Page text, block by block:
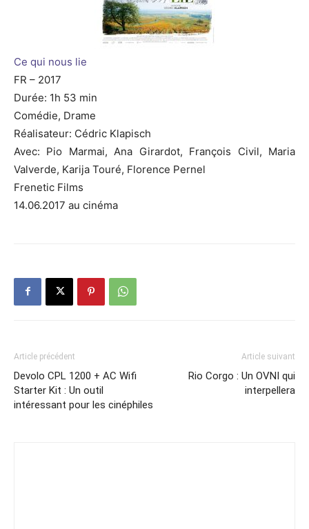
Ce qui nous lie
FR – 2017
Durée: 1h 53 min
Comédie, Drame
Réalisateur: Cédric Klapisch
Avec: Pio Marmai, Ana Girardot, François Civil, Maria
Valverde, Karija Touré, Florence Pernel
Frenetic Films
14.06.2017 au cinéma
Article précédent
Devolo CPL 1200 + AC Wifi
Starter Kit : Un outil
intéressant pour les cinéphiles
Article suivant
Rio Corgo : Un OVNI qui
interpellera